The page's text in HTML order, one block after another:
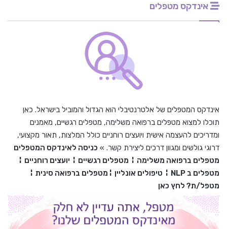
אינדקס מטפלים
אינדקס המטפלים של אלטרנטיבלי הוא הגדול והמוביל בישראל. כאן
תוכלו למצוא מטפלים ברפואה משלימה, מטפלים רגשיים, מאמנים
ומדריכים להעצמה אישית ויועצים רוחניים כולל המלצות, תאור מקצועי,
דרוגי גולשים ומגוון דרכים ליצירת קשר. » כניסה לאינדקס המטפלים
מטפלים ברפואה משלימה ¦ מטפלים רגשיים ¦ יועצים רוחניים ¦
מטפלים ב NLP
¦ טיפולים אונליין ¦ מטפלים ברפואה סינית ¦
מטפל/ת? לחץ כאן